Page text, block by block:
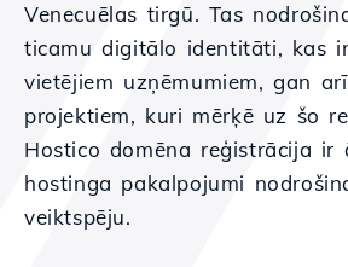
Venecuēlas tirgū. Tas
ticamu digitālo identitāti, kas
vietējiem uzņēmumiem, gan
projektiem, kuri mērķē uz šo
Hostico domēna reģistrācija ir
hostinga pakalpojumi
veiktspēju.